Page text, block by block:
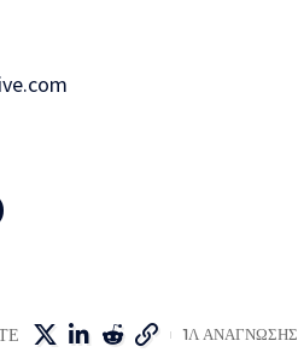
1Λ ΑΝΑΓΝΩΣΗΣ